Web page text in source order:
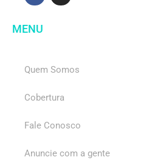
MENU
Quem Somos
Cobertura
Fale Conosco
Anuncie com a gente